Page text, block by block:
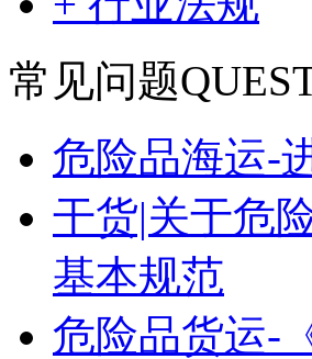
常见问题
危险品海运-
干货|关于危
基本规范
危险品货运-